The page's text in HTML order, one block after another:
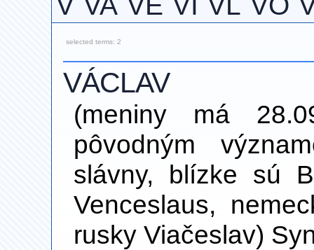
selected terms: 2
VÁCLAV
(meniny má
pôvodným
slávny, blízke sú
Venceslaus,
rusky Viačeslav)